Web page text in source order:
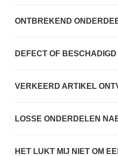
ONTBREKEND
DEFECT OF
VERKEERD ARTIKEL
LOSSE ONDERDELEN
HET LUKT MIJ NIET OM